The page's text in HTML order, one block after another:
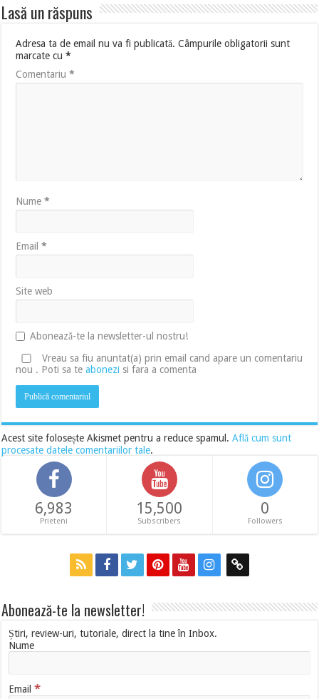
Lasă un răspuns
Adresa ta de email nu va fi publicată. Câmpurile obligatorii sunt
marcate cu*
Comentariu*
Nume*
Email*
Site web
Abonează-te la newsletter-ul nostru!
Vreau sa fiu anuntat(a) prin email cand apare un comentariu
nou . Poti sa teabonezi si fara a comenta
Acest site folosește Akismet pentru a reduce spamul.Află cum sunt
procesate datele comentariilor tale.
6,983
Prieteni
15,500
Subscribers
0
Followers
Abonează-te la newsletter!
Știri, review-uri, tutoriale, direct la tine în Inbox.
Nume
Email*